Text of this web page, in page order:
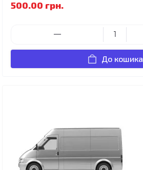
500.00 грн.
До кошика